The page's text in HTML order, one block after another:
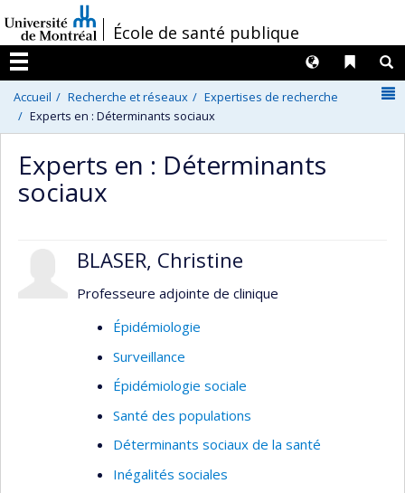
au
contenu
/École de santé publique
Menu
Liens
Langues
Accueil Recherche et réseaux
Expertises de recherche
Experts en : Déterminants sociaux
Experts en : Déterminants
sociaux
BLASER, Christine
Professeure adjointe de clinique
Épidémiologie
Surveillance
Épidémiologie sociale
Santé des populations
Déterminants sociaux de la santé
Inégalités sociales